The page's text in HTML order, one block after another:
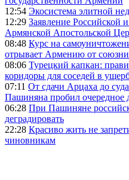
12:54 Экосистема элитной
12:29 Заявление Российской
Армянской Апостольской
08:48 Курс на
отрывает Армению от
08:06 Турецкий капкан:
коридоры для соседей в
07:11 От сдачи Арцаха до
Пашиняна пробил очередное
06:28 При Пашиняне
деградировать
22:28 Красиво жить не
чиновникам